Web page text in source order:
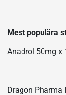
Mest populära
Anadrol 50mg x
Dragon Pharma